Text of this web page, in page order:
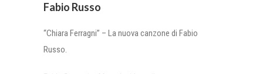
Fabio Russo
“Chiara Ferragni” – La nuova canzone di Fabio
Russo.